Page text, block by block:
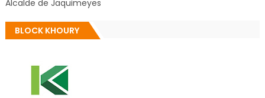
Alcalde de Jaquimeyes
BLOCK KHOURY